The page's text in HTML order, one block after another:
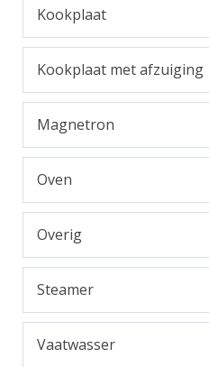
Kookplaat
Kookplaat met afzuiging
Magnetron
Oven
Overig
Steamer
Vaatwasser